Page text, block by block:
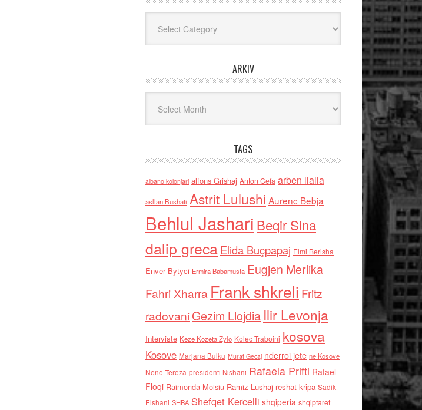
ARKIV
TAGS
albano kolonjari alfons Grishaj Anton Cefa arben llalla
asllan Bushati Astrit Lulushi Aurenc Bebja
Behlul Jashari Beqir Sina
dalip grecaElida Buçpapaj Elmi Berisha
Enver Bytyci Ermira Babamusta Eugjen Merlika
Fahri Xharra Frank shkreli Fritz
radovaniGezim Llojdia Ilir Levonja
Interviste Keze Kozeta Zylo Kolec Traboini kosova
Kosove Marjana Bulku Murat Gecaj nderroi jete ne Kosove
Nene Tereza presidenti Nishani Rafaela Prifti Rafael
Floqi Raimonda Moisiu Ramiz Lushaj reshat kripa Sadik
Elshani SHBA Shefqet Kercelli shqiperia shqiptaret